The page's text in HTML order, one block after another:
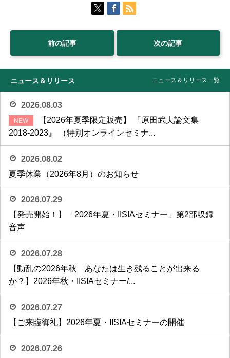
前の記事 次の記事
ニュース＆リリース ニュース＆リリース一覧
2026.08.03
【2026年夏季限定販売】 『原田武夫論文集
2018-2023』 （特別オンラインセミナ...
2026.08.02
夏季休業（2026年8月）のお知らせ
2026.07.29
【発売開始！】「2026年夏・IISIAセミナー」第2部収録
音声
2026.07.28
【動乱の2026年秋 あなたは生き残ることが出来る
か？】2026年秋・IISIAセミナー/...
2026.07.27
【ご来臨御礼】2026年夏・IISIAセミナーの開催
2026.07.26